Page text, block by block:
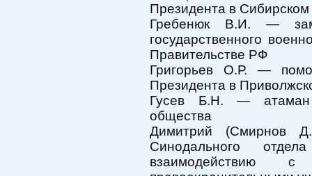
Президента в
Гребенюк В.И. —
государственного
Правительстве РФ
Григорьев О.Р. —
Президента в
Гусев Б.Н. — атаман
общества
Димитрий (Смирнов
Синодального
взаимодействию